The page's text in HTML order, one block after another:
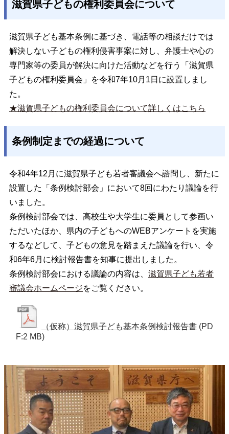
滋賀県子どもの権利委員会について
滋賀県子ども基本条例に基づき、電話等の相談だけでは
解決しない子どもの権利侵害事案に対し、弁護士や心の
専門家等の委員が解決に向けた活動などを行う「滋賀県
子どもの権利委員会」を令和7年10月1日に設置しまし
た。
★滋賀県子どもの権利委員会について詳しくはこちら
条例制定までの経過について
令和4年12月に滋賀県子ども若者審議会へ諮問し、新たに
設置した「条例検討部会」において8回にわたり議論を行
いました。
条例検討部会では、高校生や大学生に委員として参画い
ただいたほか、県内の子どもへのWEBアンケートを実施
するなどして、子どもの意見を踏まえた議論を行い、令
和6年6月に検討報告書を知事に提出しました。
条例検討部会における議論の内容は、 滋賀県子ども若者
審議会ホームページをご覧ください。
（仮称）滋賀県子ども基本条例検討報告書 (PD
F:2 MB)